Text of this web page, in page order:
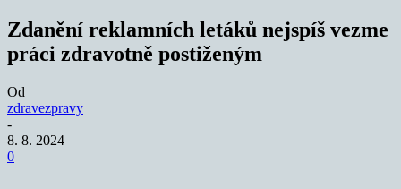
Zdanění reklamních letáků nejspíš vezme
práci zdravotně postiženým
Od
zdravezpravy
-
8. 8. 2024
0